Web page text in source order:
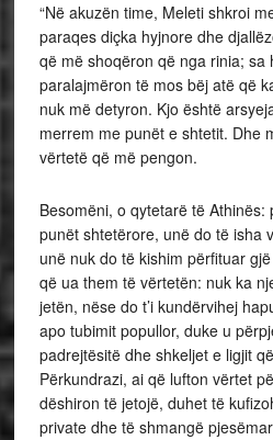
“Në akuzën time, Meleti shkroi
paraqes diçka hyjnore dhe
që më shoqëron që nga rinia; sa
paralajmëron të mos bëj atë që
nuk më detyron. Kjo është
merrem me punët e shtetit. Dhe
vërtetë që më pengon.
Besomëni, o qytetarë të
punët shtetërore, unë do të isha
unë nuk do të kishim përfituar
që ua them të vërtetën: nuk ka
jetën, nëse do t’i kundërvihej
apo tubimit popullor, duke u
padrejtësitë dhe shkeljet e ligjit
Përkundrazi, ai që lufton vërtet
dëshiron të jetojë, duhet të
private dhe të shmangë